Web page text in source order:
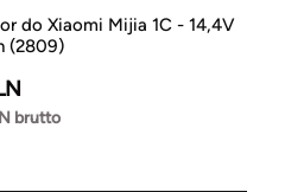
do Xiaomi Mijia 1C - 14,4V
(2809)
brutto